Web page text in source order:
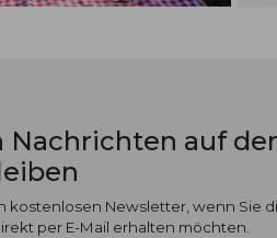
Nachrichten auf
kostenlosen Newsletter, wenn Sie
per E-Mail erhalten möchten.